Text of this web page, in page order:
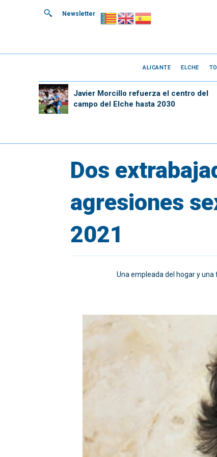
Newsletter
ALICANTE ELCHE
Javier Morcillo refuerza el centro del
campo del Elche hasta 2030
Dos
agresiones
2021
Una empleada del hogar y